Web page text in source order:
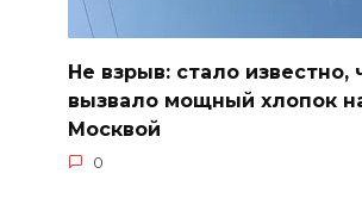
Не взрыв: стало известно,
вызвало мощный хлопок
Москвой
0